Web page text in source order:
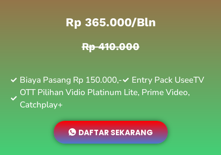
Rp 365.000/bln
Rp 410.000
Biaya Pasang Rp 150.000,-
Entry Pack UseeTV
OTT Pilihan Vidio Platinum Lite, Prime Video,
Catchplay+
DAFTAR SEKARANG